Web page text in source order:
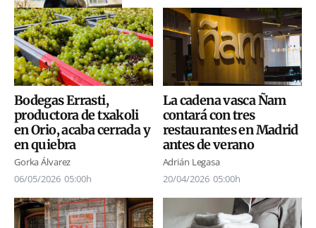
Bodegas Errasti,
productora de txakoli
en Orio, acaba cerrada y
en quiebra
Gorka Álvarez
06/05/2026 05:00h
La cadena vasca Ñam
contará con tres
restaurantes en Madrid
antes de verano
Adrián Legasa
20/04/2026 05:00h